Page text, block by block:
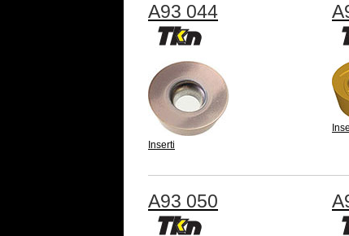
A93 044
Inserti
A93 050